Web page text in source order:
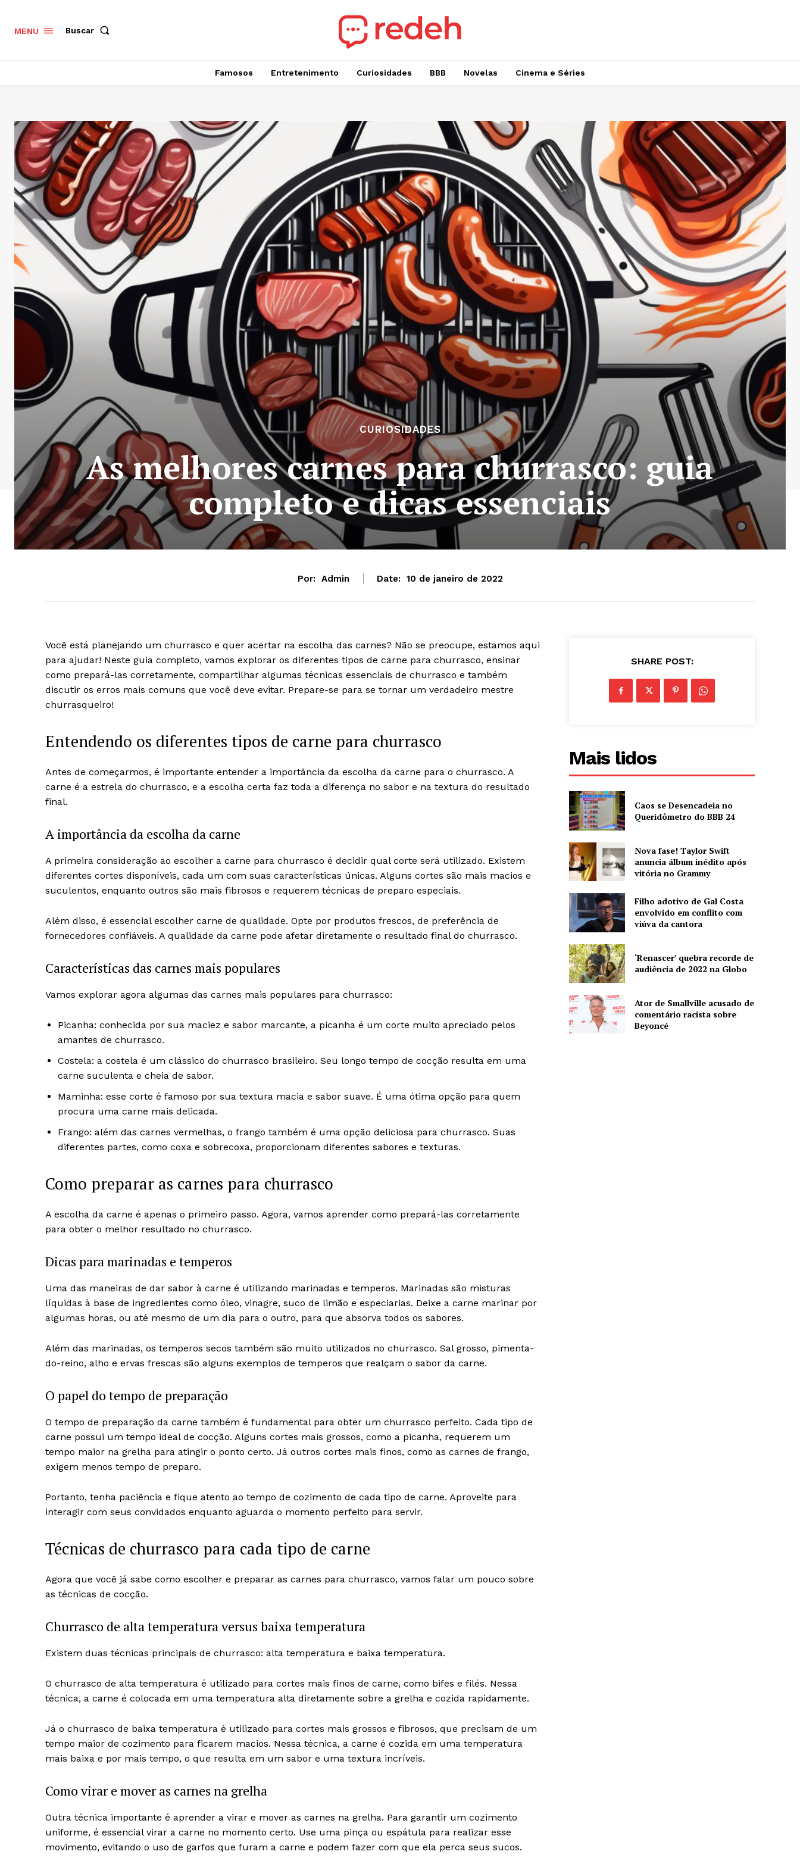
MENU Buscar
Famosos Entretenimento Curiosidades BBB Novelas Cinema e Séries
CURIOSIDADES
As melhores carnes para churrasco: guia
completo e dicas essenciais
Por: Admin Date: 10 de janeiro de 2022
Você está planejando um churrasco e quer acertar na escolha das carnes? Não se preocupe, estamos aqui
para ajudar! Neste guia completo, vamos explorar os diferentes tipos de carne para churrasco, ensinar
como prepará-las corretamente, compartilhar algumas técnicas essenciais de churrasco e também
discutir os erros mais comuns que você deve evitar. Prepare-se para se tornar um verdadeiro mestre
churrasqueiro!
Entendendo os diferentes tipos de carne para churrasco
Antes de começarmos, é importante entender a importância da escolha da carne para o churrasco. A
carne é a estrela do churrasco, e a escolha certa faz toda a diferença no sabor e na textura do resultado
final.
A importância da escolha da carne
A primeira consideração ao escolher a carne para churrasco é decidir qual corte será utilizado. Existem
diferentes cortes disponíveis, cada um com suas características únicas. Alguns cortes são mais macios e
suculentos, enquanto outros são mais fibrosos e requerem técnicas de preparo especiais.
Além disso, é essencial escolher carne de qualidade. Opte por produtos frescos, de preferência de
fornecedores confiáveis. A qualidade da carne pode afetar diretamente o resultado final do churrasco.
Características das carnes mais populares
Vamos explorar agora algumas das carnes mais populares para churrasco:
Picanha: conhecida por sua maciez e sabor marcante, a picanha é um corte muito apreciado pelos
amantes de churrasco.
Costela: a costela é um clássico do churrasco brasileiro. Seu longo tempo de cocção resulta em uma
carne suculenta e cheia de sabor.
Maminha: esse corte é famoso por sua textura macia e sabor suave. É uma ótima opção para quem
procura uma carne mais delicada.
Frango: além das carnes vermelhas, o frango também é uma opção deliciosa para churrasco. Suas
diferentes partes, como coxa e sobrecoxa, proporcionam diferentes sabores e texturas.
Como preparar as carnes para churrasco
A escolha da carne é apenas o primeiro passo. Agora, vamos aprender como prepará-las corretamente
para obter o melhor resultado no churrasco.
Dicas para marinadas e temperos
Uma das maneiras de dar sabor à carne é utilizando marinadas e temperos. Marinadas são misturas
líquidas à base de ingredientes como óleo, vinagre, suco de limão e especiarias. Deixe a carne marinar por
algumas horas, ou até mesmo de um dia para o outro, para que absorva todos os sabores.
Além das marinadas, os temperos secos também são muito utilizados no churrasco. Sal grosso, pimenta-
do-reino, alho e ervas frescas são alguns exemplos de temperos que realçam o sabor da carne.
O papel do tempo de preparação
O tempo de preparação da carne também é fundamental para obter um churrasco perfeito. Cada tipo de
carne possui um tempo ideal de cocção. Alguns cortes mais grossos, como a picanha, requerem um
tempo maior na grelha para atingir o ponto certo. Já outros cortes mais finos, como as carnes de frango,
exigem menos tempo de preparo.
Portanto, tenha paciência e fique atento ao tempo de cozimento de cada tipo de carne. Aproveite para
interagir com seus convidados enquanto aguarda o momento perfeito para servir.
Técnicas de churrasco para cada tipo de carne
Agora que você já sabe como escolher e preparar as carnes para churrasco, vamos falar um pouco sobre
as técnicas de cocção.
Churrasco de alta temperatura versus baixa temperatura
Existem duas técnicas principais de churrasco: alta temperatura e baixa temperatura.
O churrasco de alta temperatura é utilizado para cortes mais finos de carne, como bifes e filés. Nessa
técnica, a carne é colocada em uma temperatura alta diretamente sobre a grelha e cozida rapidamente.
Já o churrasco de baixa temperatura é utilizado para cortes mais grossos e fibrosos, que precisam de um
tempo maior de cozimento para ficarem macios. Nessa técnica, a carne é cozida em uma temperatura
mais baixa e por mais tempo, o que resulta em um sabor e uma textura incríveis.
Como virar e mover as carnes na grelha
Outra técnica importante é aprender a virar e mover as carnes na grelha. Para garantir um cozimento
uniforme, é essencial virar a carne no momento certo. Use uma pinça ou espátula para realizar esse
movimento, evitando o uso de garfos que furam a carne e podem fazer com que ela perca seus sucos.
SHARE POST:
Mais lidos
Caos se Desencadeia no
Queridômetro do BBB 24
Nova fase! Taylor Swift
anuncia álbum inédito após
vitória no Grammy
Filho adotivo de Gal Costa
envolvido em conflito com
viúva da cantora
‘Renascer’ quebra recorde de
audiência de 2022 na Globo
Ator de Smallville acusado de
comentário racista sobre
Beyoncé